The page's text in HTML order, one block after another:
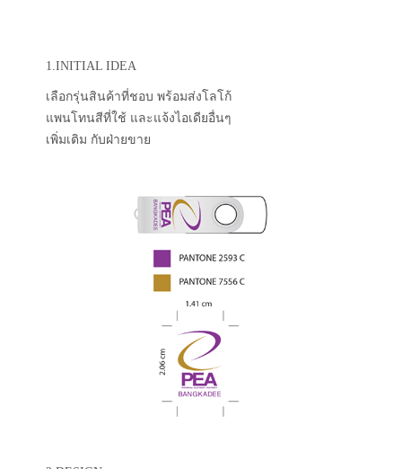
1.INITIAL IDEA
เลือกรุ่นสินค้าที่ชอบ พร้อมส่งโลโก้
แพนโทนสีที่ใช้ และแจ้งไอเดียอื่นๆ
เพิ่มเติม กับฝ่ายขาย